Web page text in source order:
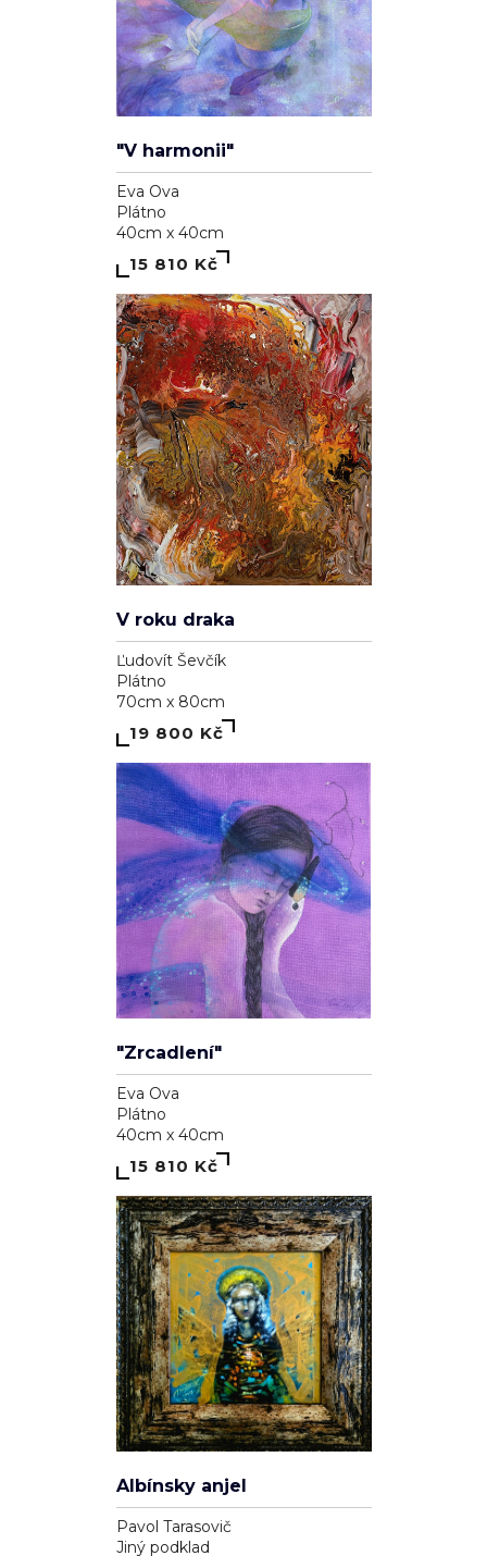
"V harmonii"
Eva Ova
Plátno
40cm x 40cm
15 810 Kč
V roku draka
Ľudovít Ševčík
Plátno
70cm x 80cm
19 800 Kč
"Zrcadlení"
Eva Ova
Plátno
40cm x 40cm
15 810 Kč
Albínsky anjel
Pavol Tarasovič
Jiný podklad
Soukromí a cookies
Používáme cookies pro analytiku (Google Analytics) a reklamní
cílení (Facebook Pixel, Google Ads), abychom zlepšili váš
zážitek a měřili účinnost kampaní. Funkční cookies (přihlášení,
košík) jsou nutné a vždy aktivní.Zásady ochrany osobních údajů
ODMÍTNOUT